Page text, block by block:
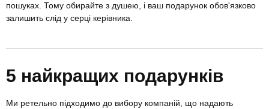
пошуках. Тому обирайте з душею, і ваш подарунок обов'язково
залишить слід у серці керівника.
5 найкращих подарунків
Ми ретельно підходимо до вибору компаній, що надають